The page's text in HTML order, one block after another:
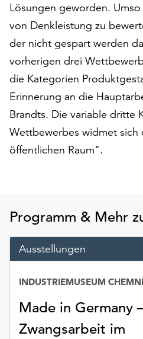
ohne
Ihr
Einverständnis
weiterhin
ausgeführt.
Möchten
Sie
die
verwendeten
Cookies
anpassen,
Einstellungen
über
die
Schaltfläche
Weitere
Informationen
finden
Sie
Lösungen geworden.
von Denkleistung zu
der nicht gespart werden
vorherigen drei
die Kategorien
Erinnerung an die
Brandts. Die variable dritte
Wettbewerbes widmet sich
öffentlichen Raum".
Programm & Mehr
Ausstellungen
Made in Germany
Zwangsarbeit im
INDUSTRIEMUSEUM